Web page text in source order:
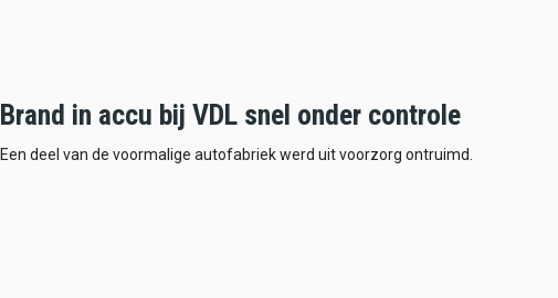
Brand in accu bij VDL snel onder controle
Een deel van de voormalige autofabriek werd uit voorzorg ontruimd.